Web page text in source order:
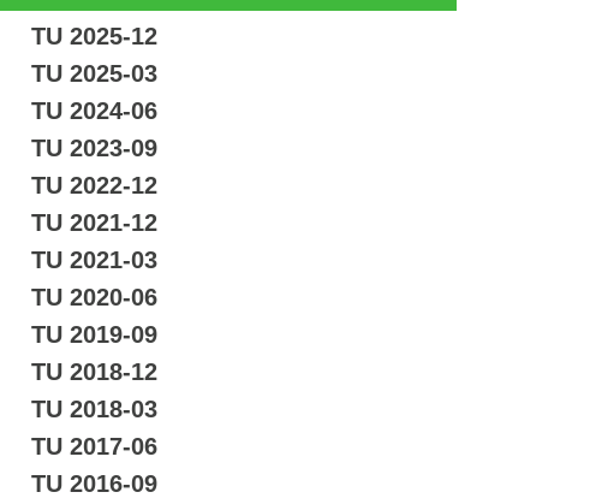
TU 2025-12
TU 2025-03
TU 2024-06
TU 2023-09
TU 2022-12
TU 2021-12
TU 2021-03
TU 2020-06
TU 2019-09
TU 2018-12
TU 2018-03
TU 2017-06
TU 2016-09